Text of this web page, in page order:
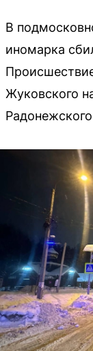
В
иномарка
Жуковского